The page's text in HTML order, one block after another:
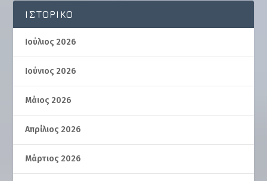
ΙΣΤΟΡΙΚΌ
Ιούλιος 2026
Ιούνιος 2026
Μάιος 2026
Απρίλιος 2026
Μάρτιος 2026